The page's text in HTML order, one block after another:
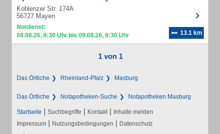
Koblenzer Str. 174A
56727 Mayen
Notdienst:
08.08.26, 8:30 Uhr bis 09.08.26, 8:30 Uhr
13.1 km
1 von 1
Das Örtliche Rheinland-Pfalz Masburg
Das Örtliche Notapotheken-Suche Notapotheken Masburg
Startseite | Suchbegriffe | Kontakt | Inhalte melden
Impressum | Nutzungsbedingungen | Datenschutz